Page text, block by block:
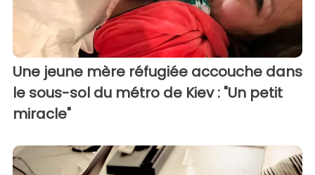
Une jeune mère réfugiée accouche dans
le sous-sol du métro de Kiev : "Un petit
miracle"